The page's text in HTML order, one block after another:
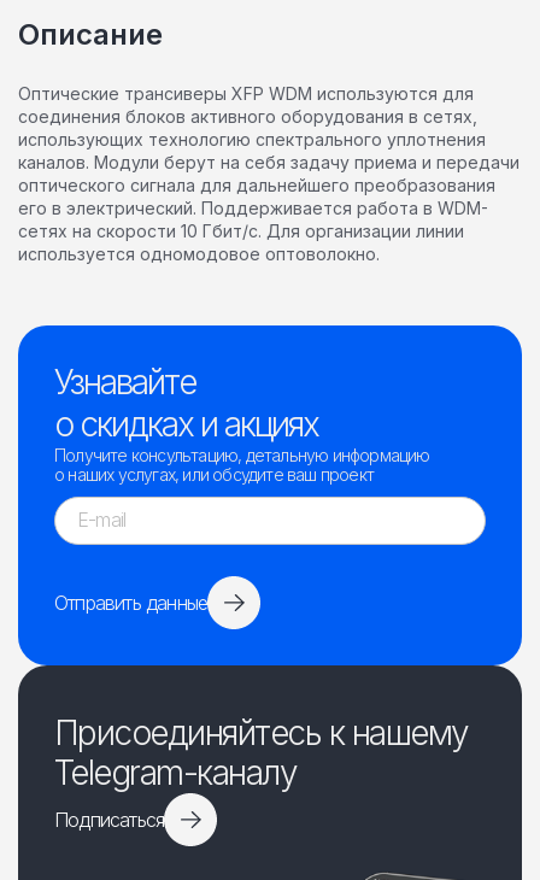
Описание
Оптические трансиверы XFP WDM используются для
соединения блоков активного оборудования в сетях,
использующих технологию спектрального уплотнения
каналов. Модули берут на себя задачу приема и передачи
оптического сигнала для дальнейшего преобразования
его в электрический. Поддерживается работа в WDM-
сетях на скорости 10 Гбит/с. Для организации линии
используется одномодовое оптоволокно.
Узнавайте
о скидках и акциях
Получите консультацию, детальную информацию
о наших услугах, или обсудите ваш проект
Отправить данные
Присоединяйтесь к нашему
Telegram-каналу
Подписаться